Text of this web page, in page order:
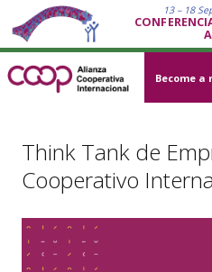
13 – 18
Become a
Think Tank de
Cooperativo